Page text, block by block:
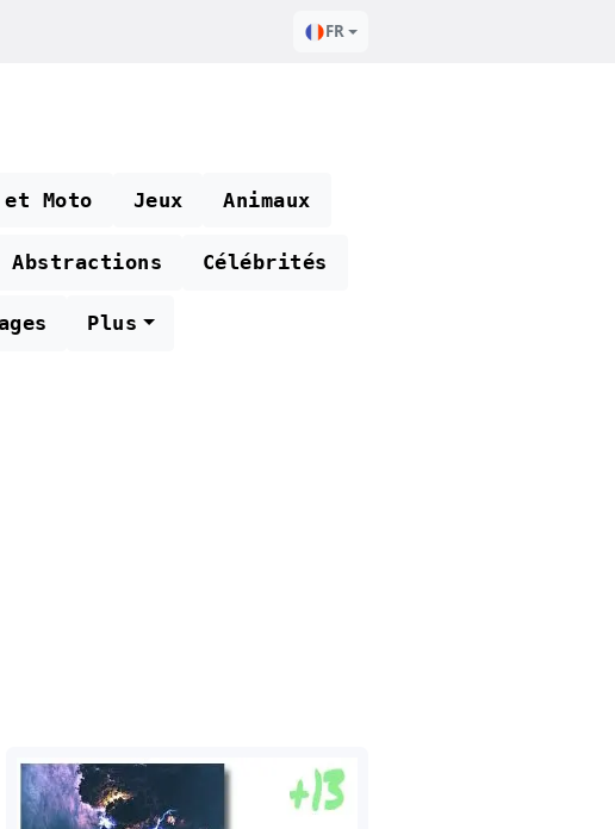
FR
Moto Jeux Animaux
Abstractions Célébrités
Plus